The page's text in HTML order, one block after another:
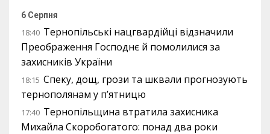
6 Серпня
18:40 Тернопільські нацгвардійці відзначили
Преображення Господнє й помолилися за
захисників України
18:15 Спеку, дощ, грози та шквали прогнозують
тернополянам у п’ятницю
17:40 Тернопільщина втратила захисника
Михайла Скоробогатого: понад два роки